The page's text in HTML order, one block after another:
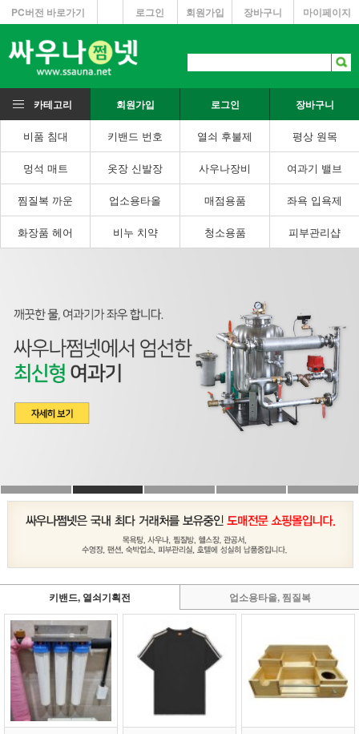
PC버전 바로가기 마이페이지
장바구니
회원가입
로그인
카테고리 회원가입 로그인 장바구니
비품 침대 키밴드 번호 열쇠 후불제 평상 원목
멍석 매트 옷장 신발장 사우나장비 여과기 밸브
찜질복 까운 업소용타올 매점용품 좌욕 입욕제
화장품 헤어 비누 치약 청소용품 피부관리샵
키밴드, 열쇠기획전 업소용타올, 찜질복